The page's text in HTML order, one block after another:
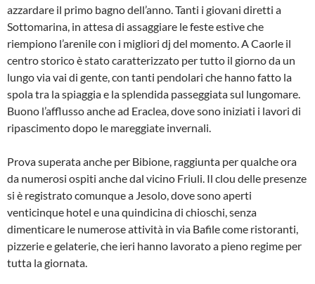
azzardare il primo bagno dell’anno. Tanti i giovani diretti a
Sottomarina, in attesa di assaggiare le feste estive che
riempiono l’arenile con i migliori dj del momento. A Caorle il
centro storico è stato caratterizzato per tutto il giorno da un
lungo via vai di gente, con tanti pendolari che hanno fatto la
spola tra la spiaggia e la splendida passeggiata sul lungomare.
Buono l’afflusso anche ad Eraclea, dove sono iniziati i lavori di
ripascimento dopo le mareggiate invernali.
Prova superata anche per Bibione, raggiunta per qualche ora
da numerosi ospiti anche dal vicino Friuli. Il clou delle presenze
si è registrato comunque a Jesolo, dove sono aperti
venticinque hotel e una quindicina di chioschi, senza
dimenticare le numerose attività in via Bafile come ristoranti,
pizzerie e gelaterie, che ieri hanno lavorato a pieno regime per
tutta la giornata.